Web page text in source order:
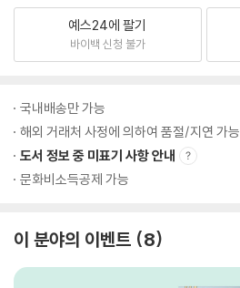
예스24에 팔기
바이백 신청 불가
국내배송만 가능
해외 거래처 사정에 의하여 품절/지연 가능
도서 정보 중 미표기 사항 안내
문화비소득공제 가능
이 분야의 이벤트 8